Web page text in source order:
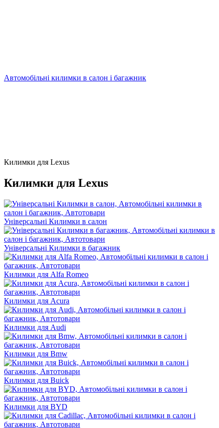
Автомобільні килимки в салон і багажник
Килимки для Lexus
Килимки для Lexus
Універсальні Килимки в салон
Універсальні Килимки в багажник
Килимки для Alfa Romeo
Килимки для Acura
Килимки для Audi
Килимки для Bmw
Килимки для Buick
Килимки для BYD